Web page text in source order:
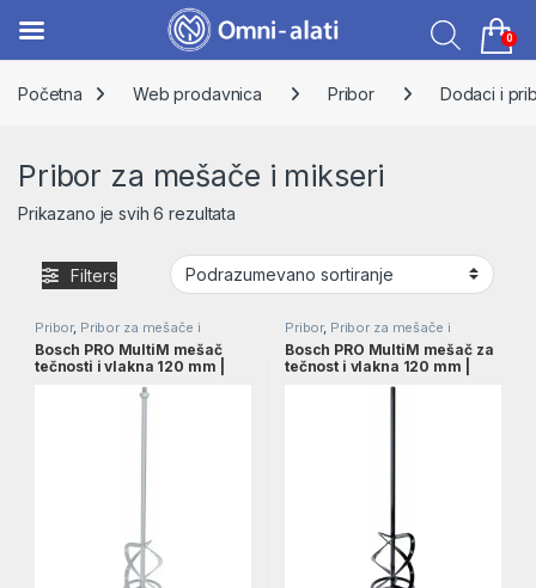
Početna
Web prodavnica Pribor Dodaci i
Pribor za mešače i mikseri
Prikazano je svih 6 rezultata
Filters
Pribor, Pribor za mešače i
mikseri
Bosch PRO MultiM mešač
tečnosti i vlakna 120 mm |
Pribor, Pribor za mešače i
mikseri
Bosch PRO MultiM mešač za
tečnost i vlakna 120 mm |
0